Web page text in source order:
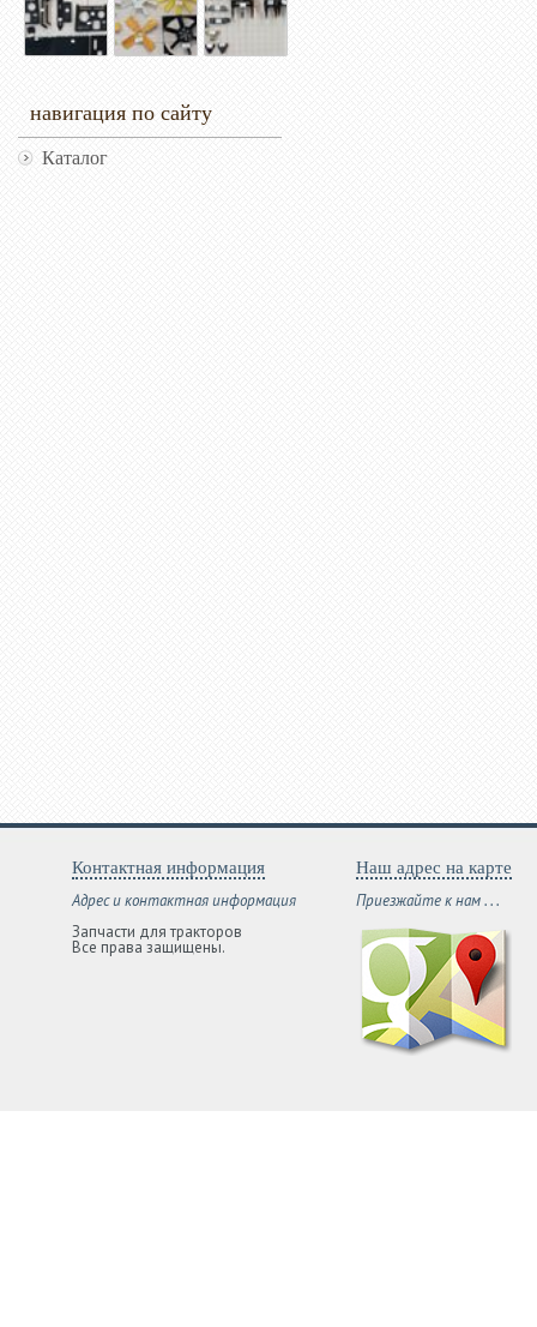
навигация по сайту
Каталог
Контактная информация
Адрес и контактная информация
Запчасти для тракторов
Все права защищены.
Наш адрес на карте
Приезжайте к нам . . .